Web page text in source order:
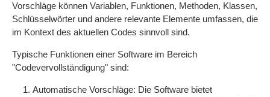
Vorschläge können Variablen, Funktionen, Methoden, Klassen,
Schlüsselwörter und andere relevante Elemente umfassen, die
im Kontext des aktuellen Codes sinnvoll sind.
Typische Funktionen einer Software im Bereich
"Codevervollständigung" sind:
Automatische Vorschläge: Die Software bietet